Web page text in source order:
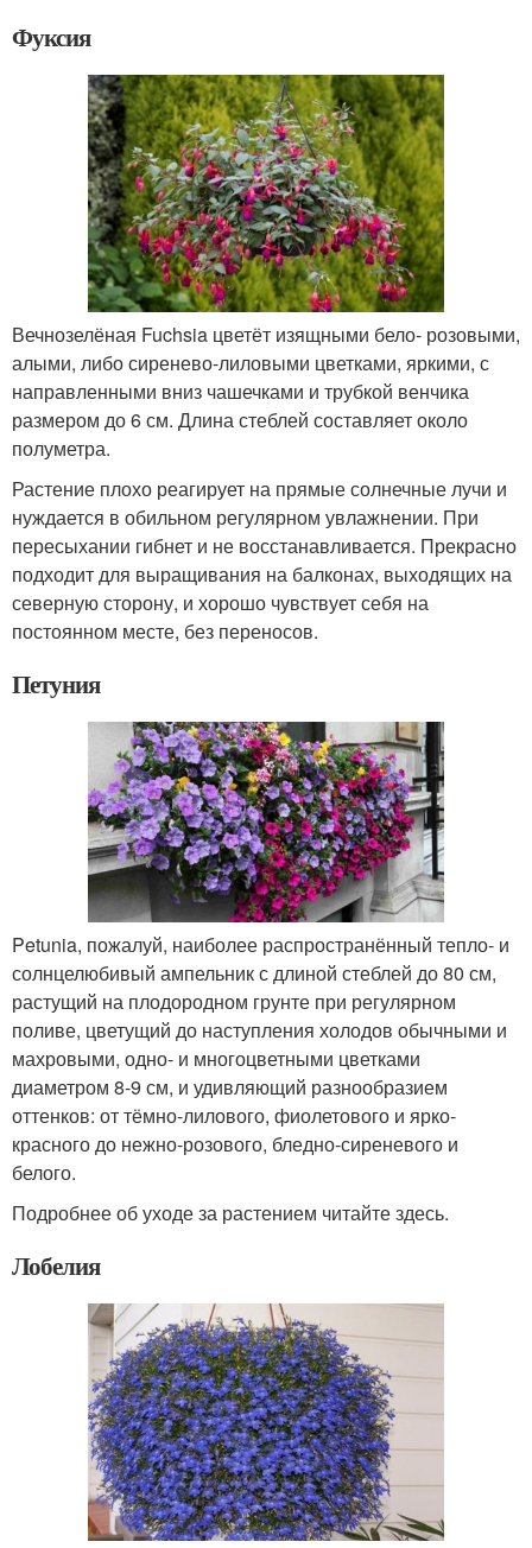
Фуксия
Вечнозелёная Fuchsia цветёт изящными бело- розовыми,
алыми, либо сиренево-лиловыми цветками, яркими, с
направленными вниз чашечками и трубкой венчика
размером до 6 см. Длина стеблей составляет около
полуметра.
Растение плохо реагирует на прямые солнечные лучи и
нуждается в обильном регулярном увлажнении. При
пересыхании гибнет и не восстанавливается. Прекрасно
подходит для выращивания на балконах, выходящих на
северную сторону, и хорошо чувствует себя на
постоянном месте, без переносов.
Петуния
Petunia, пожалуй, наиболее распространённый тепло- и
солнцелюбивый ампельник с длиной стеблей до 80 см,
растущий на плодородном грунте при регулярном
поливе, цветущий до наступления холодов обычными и
махровыми, одно- и многоцветными цветками
диаметром 8-9 см, и удивляющий разнообразием
оттенков: от тёмно-лилового, фиолетового и ярко-
красного до нежно-розового, бледно-сиреневого и
белого.
Подробнее об уходе за растением читайте здесь.
Лобелия